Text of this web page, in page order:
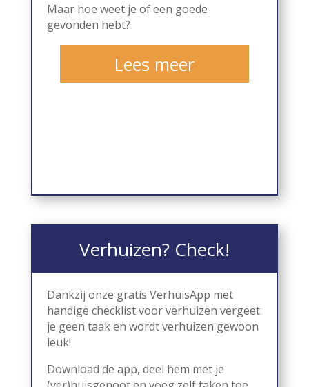
Maar hoe weet je of een goede
gevonden hebt?
Lees meer
Verhuizen? Check!
Dankzij onze gratis VerhuisApp met
handige checklist voor verhuizen vergeet
je geen taak en wordt verhuizen gewoon
leuk!
Download de app, deel hem met je